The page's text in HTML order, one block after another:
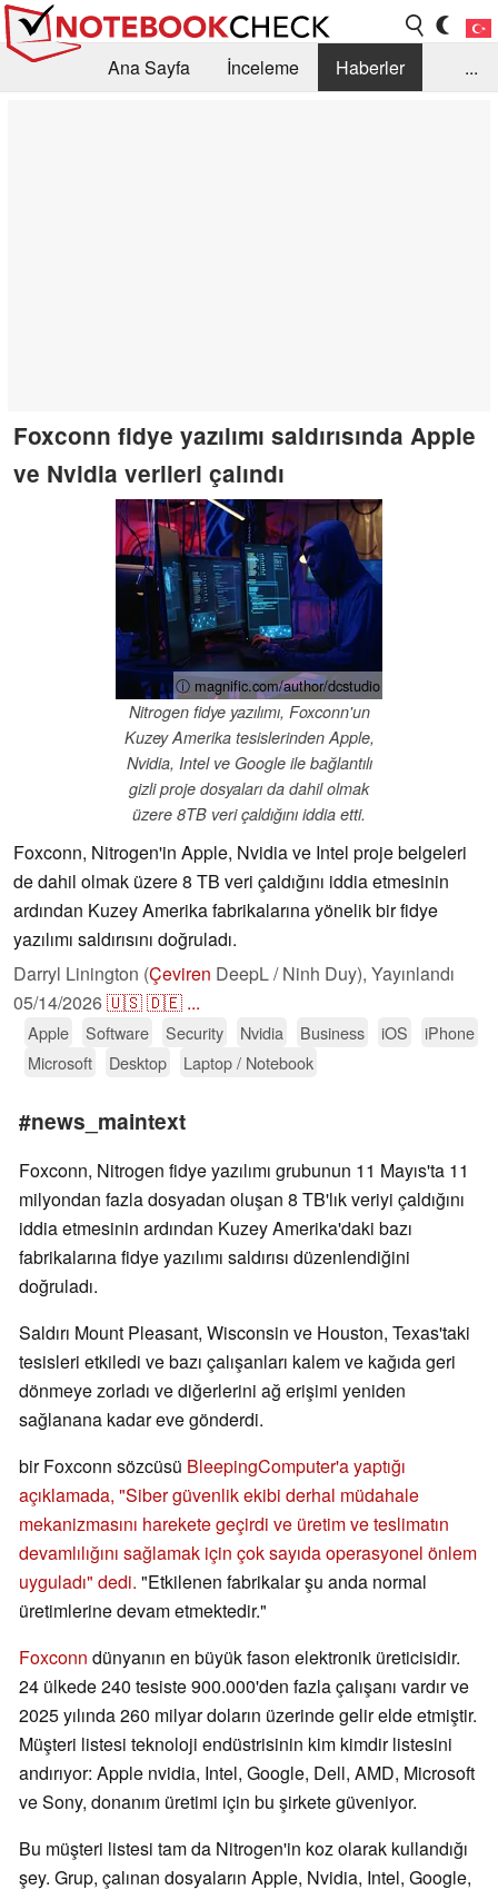
Ana Sayfa İnceleme
Haberler
...
Foxconn fidye yazılımı saldırısında Apple
ve Nvidia verileri çalındı
ⓘ magnific.com/author/dcstudio
Nitrogen fidye yazılımı, Foxconn'un
Kuzey Amerika tesislerinden Apple,
Nvidia, Intel ve Google ile bağlantılı
gizli proje dosyaları da dahil olmak
üzere 8TB veri çaldığını iddia etti.
Foxconn, Nitrogen'in Apple, Nvidia ve Intel proje belgeleri
de dahil olmak üzere 8 TB veri çaldığını iddia etmesinin
ardından Kuzey Amerika fabrikalarına yönelik bir fidye
yazılımı saldırısını doğruladı.
Darryl Linington (Çeviren DeepL / Ninh Duy), Yayınlandı
05/14/2026🇺🇸🇩🇪 ...
Apple Software Security Nvidia Business iOS
iPhone
Microsoft
Desktop Laptop / Notebook
#news_maintext
Foxconn, Nitrogen fidye yazılımı grubunun 11 Mayıs'ta 11
milyondan fazla dosyadan oluşan 8 TB'lık veriyi çaldığını
iddia etmesinin ardından Kuzey Amerika'daki bazı
fabrikalarına fidye yazılımı saldırısı düzenlendiğini
doğruladı.
Saldırı Mount Pleasant, Wisconsin ve Houston, Texas'taki
tesisleri etkiledi ve bazı çalışanları kalem ve kağıda geri
dönmeye zorladı ve diğerlerini ağ erişimi yeniden
sağlanana kadar eve gönderdi.
bir Foxconn sözcüsü BleepingComputer'a yaptığı
açıklamada, "Siber güvenlik ekibi derhal müdahale
mekanizmasını harekete geçirdi ve üretim ve teslimatın
devamlılığını sağlamak için çok sayıda operasyonel önlem
uyguladı" dedi. "Etkilenen fabrikalar şu anda normal
üretimlerine devam etmektedir."
Foxconn dünyanın en büyük fason elektronik üreticisidir.
24 ülkede 240 tesiste 900.000'den fazla çalışanı vardır ve
2025 yılında 260 milyar doların üzerinde gelir elde etmiştir.
Müşteri listesi teknoloji endüstrisinin kim kimdir listesini
andırıyor: Apple nvidia, Intel, Google, Dell, AMD, Microsoft
ve Sony, donanım üretimi için bu şirkete güveniyor.
Bu müşteri listesi tam da Nitrogen'in koz olarak kullandığı
şey. Grup, çalınan dosyaların Apple, Nvidia, Intel, Google,